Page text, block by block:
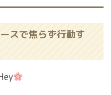
スで焦らず行動す